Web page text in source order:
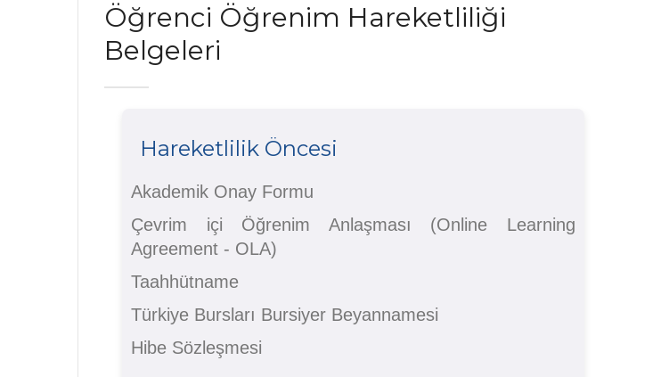
Öğrenci Öğrenim Hareketliliği
Belgeleri
Hareketlilik Öncesi
Akademik Onay Formu
Çevrim içi Öğrenim Anlaşması (Online Learning
Agreement - OLA)
Taahhütname
Türkiye Bursları Bursiyer Beyannamesi
Hibe Sözleşmesi